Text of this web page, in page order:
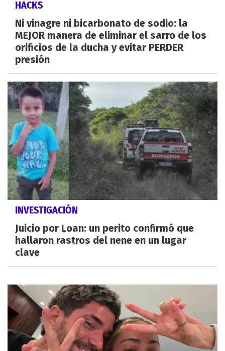
HACKS
Ni vinagre ni bicarbonato de sodio: la
MEJOR manera de eliminar el sarro de los
orificios de la ducha y evitar PERDER
presión
INVESTIGACIÓN
Juicio por Loan: un perito confirmó que
hallaron rastros del nene en un lugar
clave